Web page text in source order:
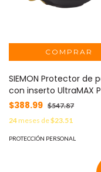
SIEMON Protector de
con inserto UltraMAX
$388.99 $547.87
24meses de$23.51
PROTECCIÓN PERSONAL